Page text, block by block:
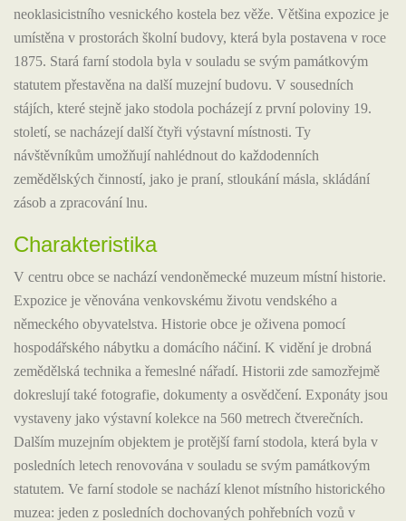
neoklasicistního vesnického kostela bez věže. Většina expozice je
umístěna v prostorách školní budovy, která byla postavena v roce
1875. Stará farní stodola byla v souladu se svým památkovým
statutem přestavěna na další muzejní budovu. V sousedních
stájích, které stejně jako stodola pocházejí z první poloviny 19.
století, se nacházejí další čtyři výstavní místnosti. Ty
návštěvníkům umožňují nahlédnout do každodenních
zemědělských činností, jako je praní, stloukání másla, skládání
zásob a zpracování lnu.
Charakteristika
V centru obce se nachází vendoněmecké muzeum místní historie.
Expozice je věnována venkovskému životu vendského a
německého obyvatelstva. Historie obce je oživena pomocí
hospodářského nábytku a domácího náčiní. K vidění je drobná
zemědělská technika a řemeslné nářadí. Historii zde samozřejmě
dokreslují také fotografie, dokumenty a osvědčení. Exponáty jsou
vystaveny jako výstavní kolekce na 560 metrech čtverečních.
Dalším muzejním objektem je protější farní stodola, která byla v
posledních letech renovována v souladu se svým památkovým
statutem. Ve farní stodole se nachází klenot místního historického
muzea: jeden z posledních dochovaných pohřebních vozů v